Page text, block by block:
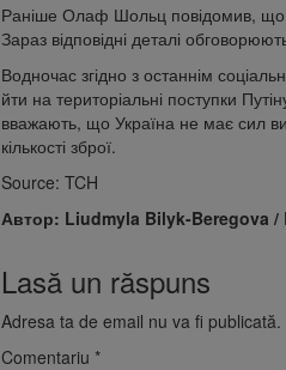
Раніше Олаф Шольц повідомив, що
Зараз відповідні деталі
Водночас згідно з останнім
йти на територіальні поступки
вважають, що Україна не має сил
кількості зброї.
Source: TCH
Автор: Liudmyla Bilyk-Beregova /
Lasă un răspuns
Adresa ta de email nu va fi publicată.
Comentariu *